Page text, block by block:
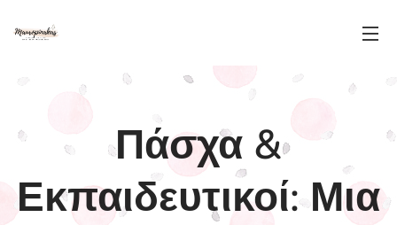
Πάσχα &
Εκπαιδευτικοί: Μια